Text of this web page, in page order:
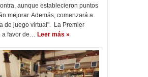
aunque establecieron puntos
mejorar. Además, comenzará a
de juego virtual". La Premier
a favor de… Leer más »